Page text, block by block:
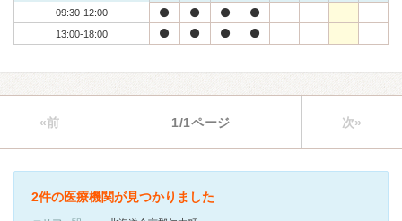
09:30-12:00
13:00-18:00
«前 1/1ページ 次»
2件の医療機関が見つかりました